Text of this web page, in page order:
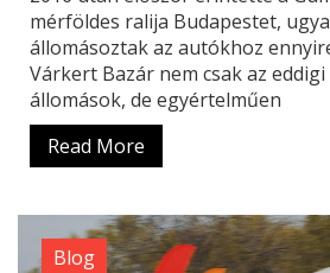
mérföldes ralija Budapestet,
állomásoztak az autókhoz
Várkert Bazár nem csak az
állomások, de egyértelműen
Read More
Blog